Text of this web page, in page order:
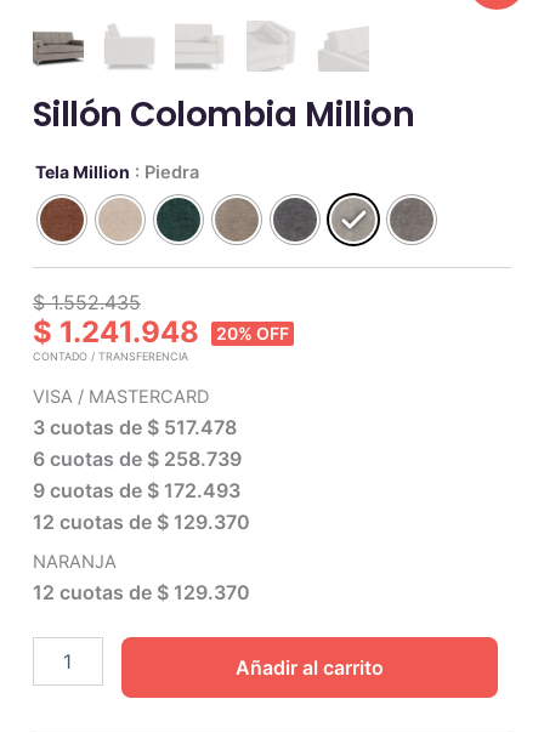
Sillón Colombia Million
Tela Million : Piedra
$ 1.552.435
$ 1.241.948 20% OFF
CONTADO / TRANSFERENCIA
VISA / MASTERCARD
3 cuotas de $ 517.478
6 cuotas de $ 258.739
9 cuotas de $ 172.493
12 cuotas de $ 129.370
NARANJA
12 cuotas de $ 129.370
Sillón
Colombia
Million
cantidad
Añadir al carrito